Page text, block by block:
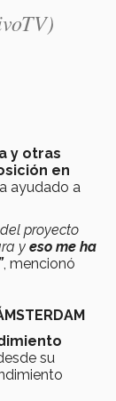
y otras
en
ayudado a
proyecto
y eso me ha
, mencionó
su